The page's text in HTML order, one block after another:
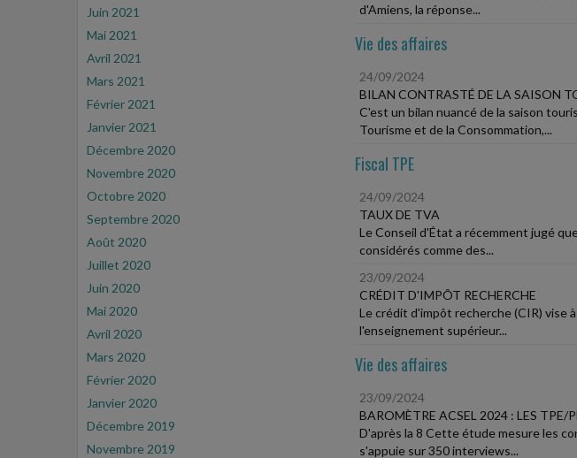
Juin 2021
Mai 2021
Avril 2021
Mars 2021
Février 2021
Janvier 2021
Décembre 2020
Novembre 2020
Octobre 2020
Septembre 2020
Août 2020
Juillet 2020
Juin 2020
Mai 2020
Avril 2020
Mars 2020
Février 2020
Janvier 2020
Décembre 2019
Novembre 2019
d'Amiens, la réponse...
Vie des affaires
24/09/2024
BILAN CONTRASTÉ DE LA SAISON
C'est un bilan nuancé de la saison
Tourisme et de la Consommation,...
Fiscal TPE
24/09/2024
TAUX DE TVA
Le Conseil d'État a récemment jugé
considérés comme des...
23/09/2024
CRÉDIT D'IMPÔT RECHERCHE
Le crédit d'impôt recherche (CIR)
l'enseignement supérieur...
Vie des affaires
23/09/2024
BAROMÈTRE ACSEL 2024 : LES TPE/
D'après la 8 Cette étude mesure les
s'appuie sur 350 interviews...